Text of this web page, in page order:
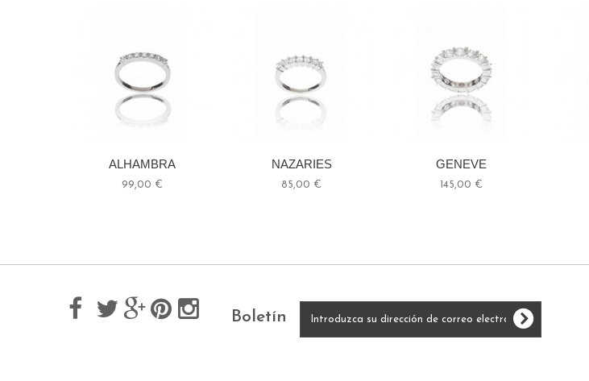
ALHAMBRA
99,00 €
NAZARIES
85,00 €
GENEVE
145,00 €
Boletín